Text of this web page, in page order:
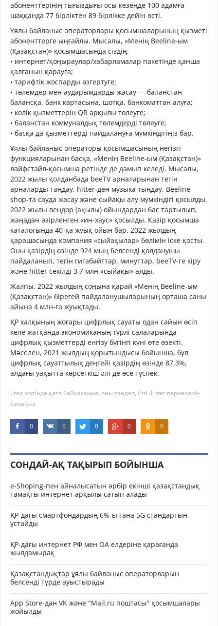
абоненттерінің тығыздығы осы кезеңде 100 адамға
шаққанда 77 бірліктен 89 бірлікке дейін өсті.
Ұялы байланыс операторлары қосымшаларының қызметі
абоненттерге ыңғайлы. Мысалы, «Менің Beeline-ым
(Қазақстан)» қосымшасында сіздің:
• интернет/қоңыраулар/хабарламалар пакетінде қанша
қалғанын қарауға;
• тарифтік жоспарды өзгертуге;
• төлемдер мен аударымдарды жасау — баланстан
балансқа, банк картасына, шотқа, банкоматтан алуға;
• көлік қызметтерін QR арқылы төлеуге;
• баланстан коммуналдық төлемдерді төлеуге;
• басқа да қызметтерді пайдалануға мүмкіндігіңіз бар.
Ұялы байланыс операторы қосымшасының негізгі
функцияларынан басқа, «Менің Beeline-ым (Қазақстан)»
лайфстайл-қосымша ретінде де дамып келеді. Мысалы,
2022 жылы қолданбада beeTV арналарынан тегін
арналарды таңдау, hitter-ден музыка тыңдау, Beeline
shop-та сауда жасау және сыйақы алу мүмкіндігі қосылды.
2022 жылы вендор (ақылы) ойындардан бас тартылып,
жаңадан әзірленген «ин-хаус» қосылды. Қазір қосымша
каталогында 40-қа жуық ойын бар. 2022 жылдың
қарашасында компания «сыйақылар» бөлімін іске қосты.
Оны қазірдің өзінде 924 мың белсенді қолданушы
пайдаланып, тегін гигабайттар, минуттар, beeTV-ге кіру
және hitter секілді 3,7 млн «сыйақы» алды.
Жалпы, 2022 жылдың соңына қарай «Менің Beeline-ым
(Қазақстан)» бірегей пайдаланушыларының орташа саны
айына 4 млн-ға жуықтады.
ҚР халқының жоғары цифрлық сауаты одан сайын өсіп
келе жатқанда экономиканың түрлі салаларында
цифрлық қызметтерді енгізу бүгінгі күні өте өзекті.
Мәселен, 2021 жылдың қорытындысы бойынша, бұл
цифрлық сауаттылық деңгейі қазірдің өзінде 87,3%,
алдағы уақытта көрсеткіш әлі де өсе түспек.
Егер мәтінде қате байқасаңыз, оны таңдап, Ctrl+Enter пернелерін
басыңыз
0 0 0 0 0
СОНДАЙ-АҚ ТАҚЫРЫП БОЙЫНША
e-Shoping-пен айналысатын әрбір екінші қазақстандық
тамақты интернет арқылы сатып алады
ҚР-дағы смартфондардың 6%-ы ғана 5G стандартын
ұстайды
ҚР-дағы интернет РФ мен ОА елдеріне қарағанда
жылдамырақ
Қазақстандықтар ұялы байланыс операторларын
белсенді түрде ауыстырады
App Storе-дан VK және "Mail.ru поштасы" қосымшалары
жойылды